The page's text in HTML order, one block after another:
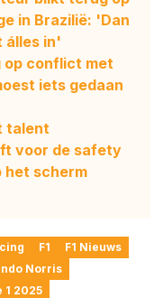
in Brazilië: 'Dan
álles in'
op conflict met
iets gedaan
talent
voor de safety
het scherm
F1
F1 Nieuws
Norris
1 2025